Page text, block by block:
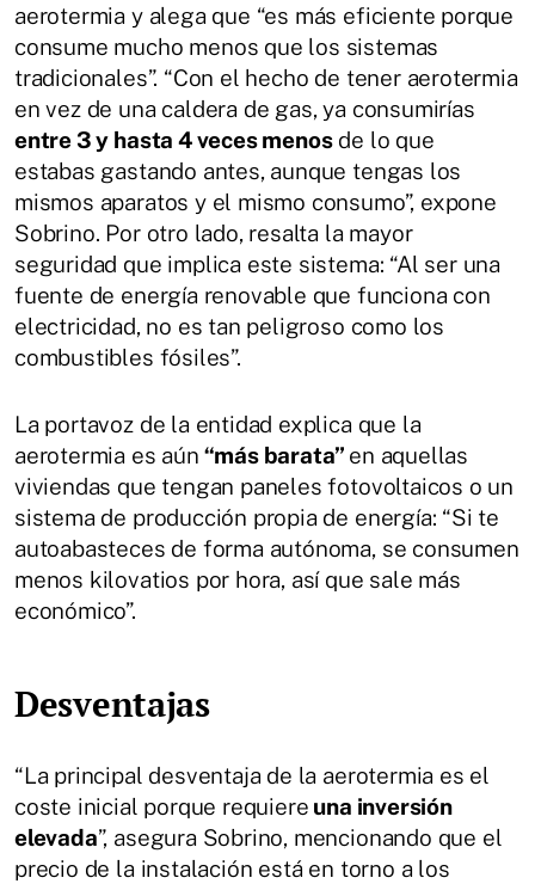
aerotermia y alega que “es más eficiente porque
consume mucho menos que los sistemas
tradicionales”. “Con el hecho de tener aerotermia
en vez de una caldera de gas, ya consumirías
entre 3 y hasta 4 veces menosde lo que
estabas gastando antes, aunque tengas los
mismos aparatos y el mismo consumo”, expone
Sobrino. Por otro lado, resalta la mayor
seguridad que implica este sistema: “Al ser una
fuente de energía renovable que funciona con
electricidad, no es tan peligroso como los
combustibles fósiles”.
La portavoz de la entidad explica que la
aerotermia es aún “más barata” en aquellas
viviendas que tengan paneles fotovoltaicos o un
sistema de producción propia de energía: “Si te
autoabasteces de forma autónoma, se consumen
menos kilovatios por hora, así que sale más
económico”.
Desventajas
“La principal desventaja de la aerotermia es el
coste inicial porque requiere una inversión
elevada”, asegura Sobrino, mencionando que el
precio de la instalación está en torno a los